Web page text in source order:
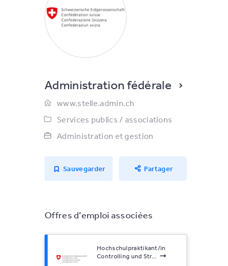
Administration fédérale
www.stelle.admin.ch
Services publics / associations
Administration et gestion
Sauvegarder Partager
Offres d’emploi associées
Hochschulpraktikant/in
Controlling und Str...